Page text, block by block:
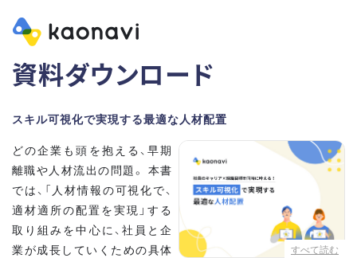
資料ダウンロード
スキル可視化で実現する最適な人材配置
すべて読む
どの企業も頭を抱える、早期
離職や人材流出の問題。 本書
では、「人材情報の可視化で、
適材適所の配置を実現」する
取り組みを中心に、社員と企
業が成長していくための具体